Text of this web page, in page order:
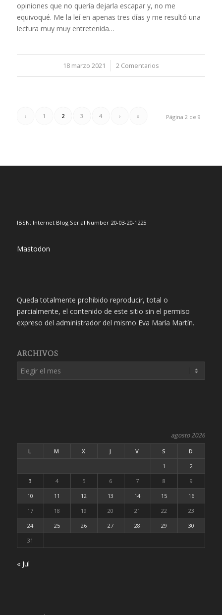
opiniones que no quería dejarla escapar y, no me
equivoqué. Me la leí en apenas tres días y me resultó una
lectura muy muy entretenida…
18 marzo 2021
/ 2 Comentarios
Página 2 de 9
‹ 1 2 3 4 › »
IBSN: Internet Blog Serial Number 20-03-20-1225
Mastodon
Queda totalmente prohibido reproducir, total o
parcialmente, el contenido de este sitio sin el permiso
expreso del administrador del mismo Eva María Martín.
ARCHIVOS
agosto 2026
L M X J V S
D
1
2
3
4 5 6 7 8
9
10
11 12 13 14 15
16
17
18 19 20 21 22
23
24
25 26 27 28 29
30
31
« Jul